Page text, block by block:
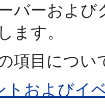
バーおよ
ます。
項目につい
トおよびイ